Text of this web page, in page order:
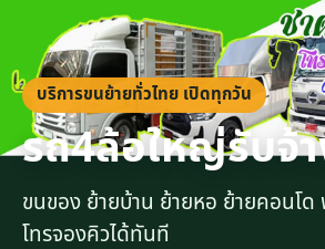
บริการขนย้ายทั่วไทย เปิดทุกวัน
รถ4ล้อใหญ่รับจ้
ขนของ ย้ายบ้าน ย้ายหอ ย้ายคอนโ
โทรจองคิวได้ทันที